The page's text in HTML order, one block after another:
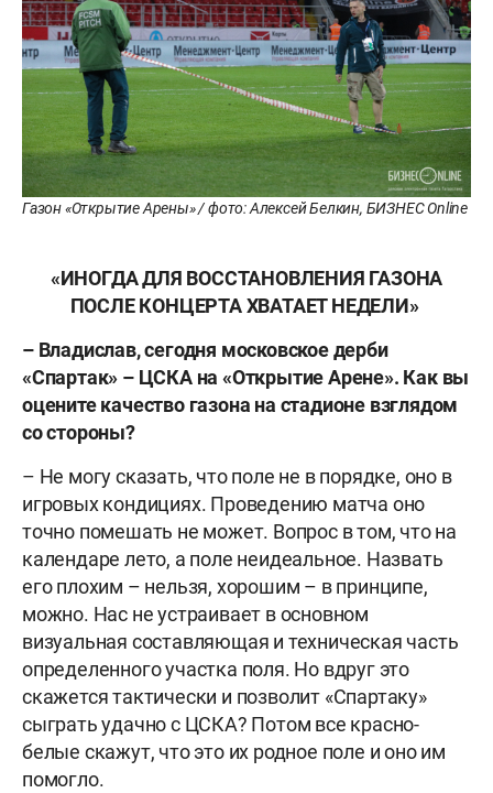
Газон «Открытие Арены» / фото: Алексей Белкин, БИЗНЕС Online
«ИНОГДА ДЛЯ ВОССТАНОВЛЕНИЯ ГАЗОНА
ПОСЛЕ КОНЦЕРТА ХВАТАЕТ НЕДЕЛИ»
– Владислав, сегодня московское дерби
«Спартак» – ЦСКА на «Открытие Арене». Как вы
оцените качество газона на стадионе взглядом
со стороны?
– Не могу сказать, что поле не в порядке, оно в
игровых кондициях. Проведению матча оно
точно помешать не может. Вопрос в том, что на
календаре лето, а поле неидеальное. Назвать
его плохим – нельзя, хорошим – в принципе,
можно. Нас не устраивает в основном
визуальная составляющая и техническая часть
определенного участка поля. Но вдруг это
скажется тактически и позволит «Спартаку»
сыграть удачно с ЦСКА? Потом все красно-
белые скажут, что это их родное поле и оно им
помогло.